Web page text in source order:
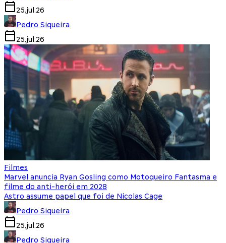
25.jul.26
Pedro Siqueira
25.jul.26
Filmes
Marvel anuncia Ryan Gosling como Motoqueiro Fantasma e
filme do anti-herói em 2028
Astro assume papel que foi de Nicolas Cage
Pedro Siqueira
25.jul.26
Pedro Siqueira